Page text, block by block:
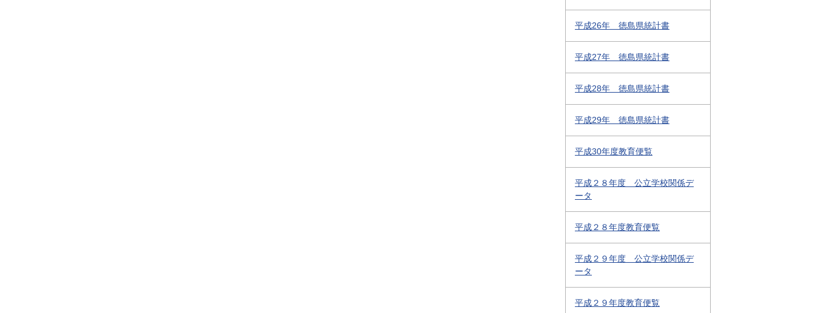
平成26年 徳島県統計書
平成27年 徳島県統計書
平成28年 徳島県統計書
平成29年 徳島県統計書
平成30年度教育便覧
平成２８年度 公立学校関係デ
ータ
平成２８年度教育便覧
平成２９年度 公立学校関係デ
ータ
平成２９年度教育便覧